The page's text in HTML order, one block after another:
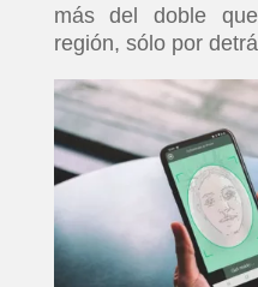
más del doble
región, sólo por